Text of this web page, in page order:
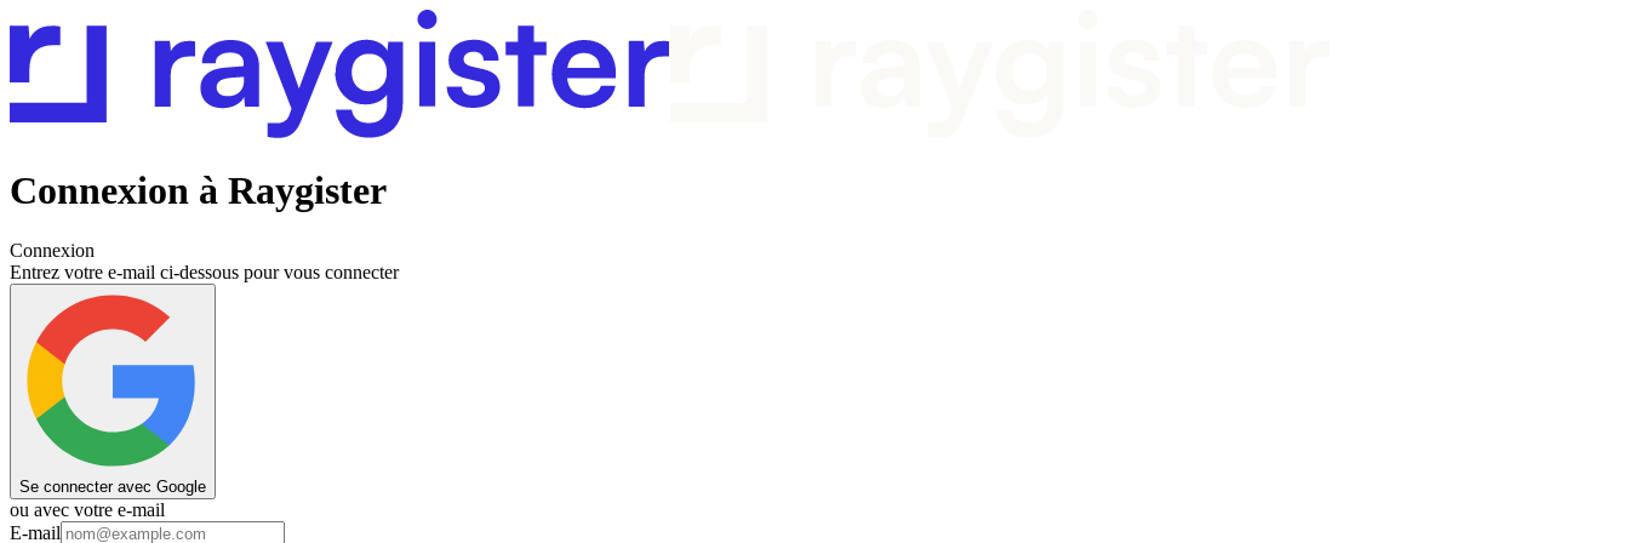
Connexion à Raygister
Connexion
Entrez votre e-mail ci-dessous pour vous connecter
Se connecter avec Google
ou avec votre e-mail
E-mail